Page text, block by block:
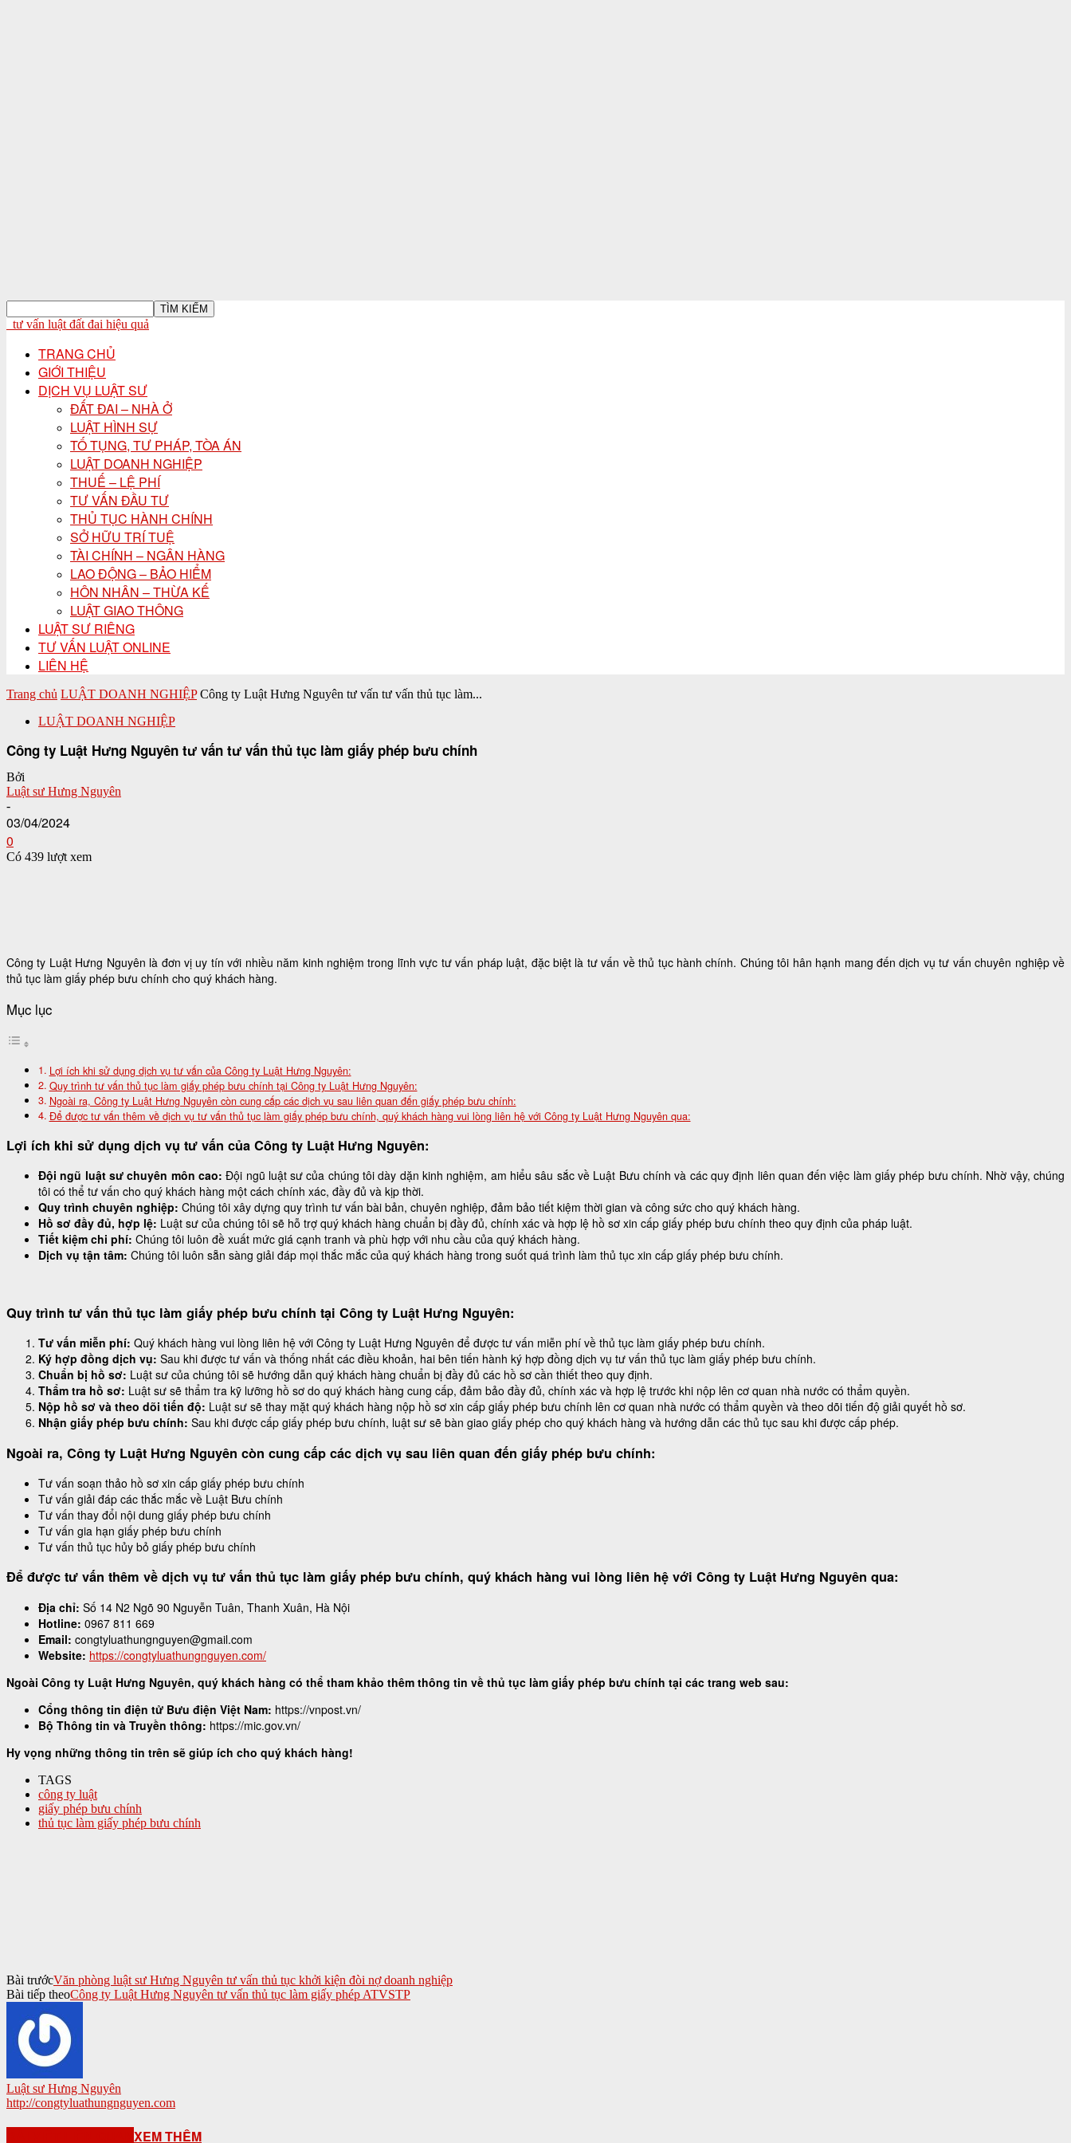
tư vấn luật đất đai hiệu quả
TRANG CHỦ
GIỚI THIỆU
DỊCH VỤ LUẬT SƯ
ĐẤT ĐAI – NHÀ Ở
LUẬT HÌNH SỰ
TỐ TỤNG, TƯ PHÁP, TÒA ÁN
LUẬT DOANH NGHIỆP
THUẾ – LỆ PHÍ
TƯ VẤN ĐẦU TƯ
THỦ TỤC HÀNH CHÍNH
SỞ HỮU TRÍ TUỆ
TÀI CHÍNH – NGÂN HÀNG
LAO ĐỘNG – BẢO HIỂM
HÔN NHÂN – THỪA KẾ
LUẬT GIAO THÔNG
LUẬT SƯ RIÊNG
TƯ VẤN LUẬT ONLINE
LIÊN HỆ
Trang chủ LUẬT DOANH NGHIỆP Công ty Luật Hưng Nguyên tư vấn tư vấn thủ tục làm...
LUẬT DOANH NGHIỆP
Công ty Luật Hưng Nguyên tư vấn tư vấn thủ tục làm giấy phép bưu chính
Bởi
Luật sư Hưng Nguyên
-
03/04/2024
0
Có 439 lượt xem
Công ty Luật Hưng Nguyên là đơn vị uy tín với nhiều năm kinh nghiệm trong lĩnh vực tư vấn pháp luật, đặc biệt là tư vấn về thủ tục hành chính. Chúng tôi hân hạnh mang đến dịch vụ tư vấn chuyên nghiệp về
thủ tục làm giấy phép bưu chính cho quý khách hàng.
Mục lục
Lợi ích khi sử dụng dịch vụ tư vấn của Công ty Luật Hưng Nguyên:
Quy trình tư vấn thủ tục làm giấy phép bưu chính tại Công ty Luật Hưng Nguyên:
Ngoài ra, Công ty Luật Hưng Nguyên còn cung cấp các dịch vụ sau liên quan đến giấy phép bưu chính:
Để được tư vấn thêm về dịch vụ tư vấn thủ tục làm giấy phép bưu chính, quý khách hàng vui lòng liên hệ với Công ty Luật Hưng Nguyên qua:
Lợi ích khi sử dụng dịch vụ tư vấn của Công ty Luật Hưng Nguyên:
Đội ngũ luật sư chuyên môn cao: Đội ngũ luật sư của chúng tôi dày dặn kinh nghiệm, am hiểu sâu sắc về Luật Bưu chính và các quy định liên quan đến việc làm giấy phép bưu chính. Nhờ vậy, chúng
tôi có thể tư vấn cho quý khách hàng một cách chính xác, đầy đủ và kịp thời.
Quy trình chuyên nghiệp: Chúng tôi xây dựng quy trình tư vấn bài bản, chuyên nghiệp, đảm bảo tiết kiệm thời gian và công sức cho quý khách hàng.
Hồ sơ đầy đủ, hợp lệ: Luật sư của chúng tôi sẽ hỗ trợ quý khách hàng chuẩn bị đầy đủ, chính xác và hợp lệ hồ sơ xin cấp giấy phép bưu chính theo quy định của pháp luật.
Tiết kiệm chi phí: Chúng tôi luôn đề xuất mức giá cạnh tranh và phù hợp với nhu cầu của quý khách hàng.
Dịch vụ tận tâm: Chúng tôi luôn sẵn sàng giải đáp mọi thắc mắc của quý khách hàng trong suốt quá trình làm thủ tục xin cấp giấy phép bưu chính.
Quy trình tư vấn thủ tục làm giấy phép bưu chính tại Công ty Luật Hưng Nguyên:
Tư vấn miễn phí: Quý khách hàng vui lòng liên hệ với Công ty Luật Hưng Nguyên để được tư vấn miễn phí về thủ tục làm giấy phép bưu chính.
Ký hợp đồng dịch vụ: Sau khi được tư vấn và thống nhất các điều khoản, hai bên tiến hành ký hợp đồng dịch vụ tư vấn thủ tục làm giấy phép bưu chính.
Chuẩn bị hồ sơ: Luật sư của chúng tôi sẽ hướng dẫn quý khách hàng chuẩn bị đầy đủ các hồ sơ cần thiết theo quy định.
Thẩm tra hồ sơ: Luật sư sẽ thẩm tra kỹ lưỡng hồ sơ do quý khách hàng cung cấp, đảm bảo đầy đủ, chính xác và hợp lệ trước khi nộp lên cơ quan nhà nước có thẩm quyền.
Nộp hồ sơ và theo dõi tiến độ: Luật sư sẽ thay mặt quý khách hàng nộp hồ sơ xin cấp giấy phép bưu chính lên cơ quan nhà nước có thẩm quyền và theo dõi tiến độ giải quyết hồ sơ.
Nhận giấy phép bưu chính: Sau khi được cấp giấy phép bưu chính, luật sư sẽ bàn giao giấy phép cho quý khách hàng và hướng dẫn các thủ tục sau khi được cấp phép.
Ngoài ra, Công ty Luật Hưng Nguyên còn cung cấp các dịch vụ sau liên quan đến giấy phép bưu chính:
Tư vấn soạn thảo hồ sơ xin cấp giấy phép bưu chính
Tư vấn giải đáp các thắc mắc về Luật Bưu chính
Tư vấn thay đổi nội dung giấy phép bưu chính
Tư vấn gia hạn giấy phép bưu chính
Tư vấn thủ tục hủy bỏ giấy phép bưu chính
Để được tư vấn thêm về dịch vụ tư vấn thủ tục làm giấy phép bưu chính, quý khách hàng vui lòng liên hệ với Công ty Luật Hưng Nguyên qua:
Địa chỉ: Số 14 N2 Ngõ 90 Nguyễn Tuân, Thanh Xuân, Hà Nội
Hotline: 0967 811 669
Email: congtyluathungnguyen@gmail.com
Website: https://congtyluathungnguyen.com/
Ngoài Công ty Luật Hưng Nguyên, quý khách hàng có thể tham khảo thêm thông tin về thủ tục làm giấy phép bưu chính tại các trang web sau:
Cổng thông tin điện tử Bưu điện Việt Nam: https://vnpost.vn/
Bộ Thông tin và Truyền thông: https://mic.gov.vn/
Hy vọng những thông tin trên sẽ giúp ích cho quý khách hàng!
TAGS
công ty luật
giấy phép bưu chính
thủ tục làm giấy phép bưu chính
Bài trướcVăn phòng luật sư Hưng Nguyên tư vấn thủ tục khởi kiện đòi nợ doanh nghiệp
Bài tiếp theoCông ty Luật Hưng Nguyên tư vấn thủ tục làm giấy phép ATVSTP
Luật sư Hưng Nguyên
http://congtyluathungnguyen.com
XEM THÊM